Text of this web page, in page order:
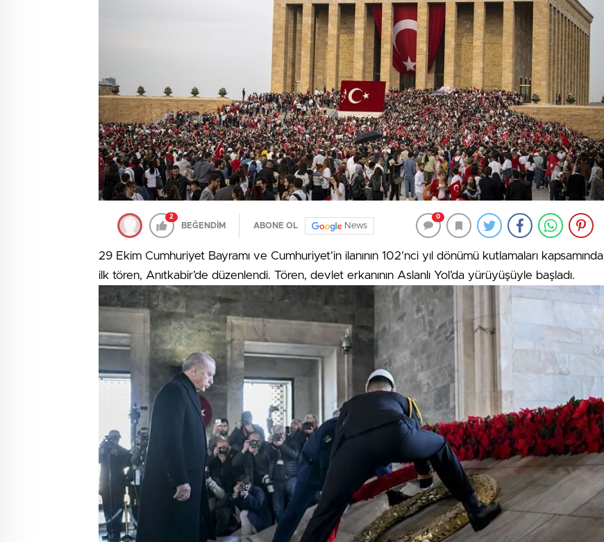
2
BEĞENDİM ABONE OL News
0
29 Ekim Cumhuriyet Bayramı ve Cumhuriyet’in ilanının 102’nci yıl dönümü kutlamaları kapsamında
ilk tören, Anıtkabir’de düzenlendi. Tören, devlet erkanının Aslanlı Yol’da yürüyüşüyle başladı.